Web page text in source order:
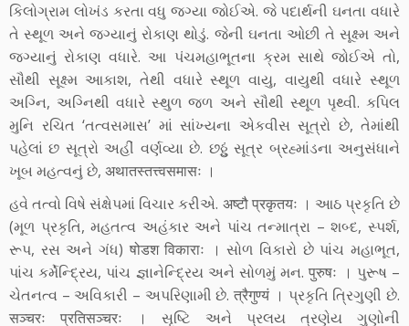
કિલોગ્રામ લોખંડ કરતા વધુ જગ્યા જોઈએ. જે પદાર્થની ઘનતા વધારે
તે સ્થૂળ અને જગ્યાનું રોકાણ થોડું. જેની ઘનતા ઓછી તે સૂક્ષ્મ અને
જગ્યાનું રોકાણ વધારે. આ પંચમહાભૂતના ક્રમ સાથે જોઈએ તો,
સૌથી સૂક્ષ્મ આકાશ, તેથી વધારે સ્થૂળ વાયુ, વાયુથી વધારે સ્થૂળ
અગ્નિ, અગ્નિથી વધારે સ્થુળ જળ અને સૌથી સ્થૂળ પૃથ્વી. કપિલ
મુનિ રચિત ‘તત્વસમાસ’ માં સાંખ્યના એકવીસ સૂત્રો છે, તેમાંથી
પહેલાં છ સૂત્રો અહીં વર્ણવ્યા છે. છઠ્ઠું સૂત્ર બ્રહ્માંડના અનુસંધાને
ખૂબ મહત્વનું છે, अथातस्तत्त्वसमासः ।
હવે તત્વો વિષે સંક્ષેપમાં વિચાર કરીએ. अष्टौ प्रकृतयः । આઠ પ્રકૃતિ છે
(મૂળ પ્રકૃતિ, મહતત્વ અહંકાર અને પાંચ તન્માત્રા – શબ્દ, સ્પર્શ,
રૂપ, રસ અને ગંધ) षोडश विकाराः । સોળ વિકારો છે પાંચ મહાભૂત,
પાંચ કર્મેન્દ્રિય, પાંચ જ્ઞાનેન્દ્રિય અને સોળમું મન. पुरुषः । પુરૂષ –
ચેતનત્વ – અવિકારી – અપરિણામી છે. त्रैगुण्यं । પ્રકૃતિ ત્રિગુણી છે.
सञ्चरः प्रतिसञ्चरः । સૃષ્ટિ અને પ્રલય ત્રણેય ગુણોની